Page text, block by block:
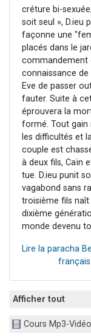
créture bi-
soit seul », D.ieu
façonne une
placés dans le
commandement
connaissance de
Eve de passer
fauter. Suite à
éprouvera la
formé. Tout gain
les difficultés et
couple est
à deux fils, Caïn
tue. D.ieu punit
vagabond sans
troisième fils naît
dixième
monde devenu
Lire la paracha
français
Afficher tout
Cours Mp3-Vidéo